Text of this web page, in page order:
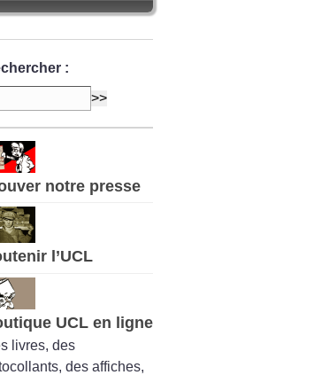
:
notre presse
l’UCL
UCL en ligne
livres, des
des affiches,